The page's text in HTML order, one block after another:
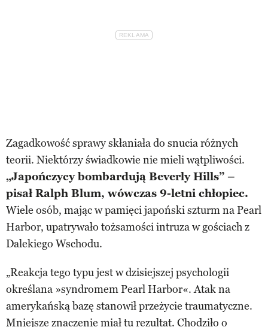
Zagadkowość sprawy skłaniała do snucia różnych
teorii. Niektórzy świadkowie nie mieli wątpliwości.
„Japończycy bombardują Beverly Hills” –
pisał Ralph Blum, wówczas 9-letni chłopiec.
Wiele osób, mając w pamięci japoński szturm na Pearl
Harbor, upatrywało tożsamości intruza w gościach z
Dalekiego Wschodu.
„Reakcja tego typu jest w dzisiejszej psychologii
określana »syndromem Pearl Harbor«. Atak na
amerykańską bazę stanowił przeżycie traumatyczne.
Mniejsze znaczenie miał tu rezultat. Chodziło o